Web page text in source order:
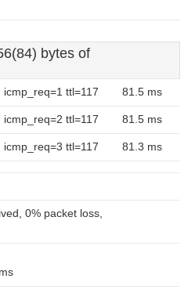
bytes of
ttl=117 81.5 ms
ttl=117 81.5 ms
ttl=117 81.3 ms
0% packet loss,